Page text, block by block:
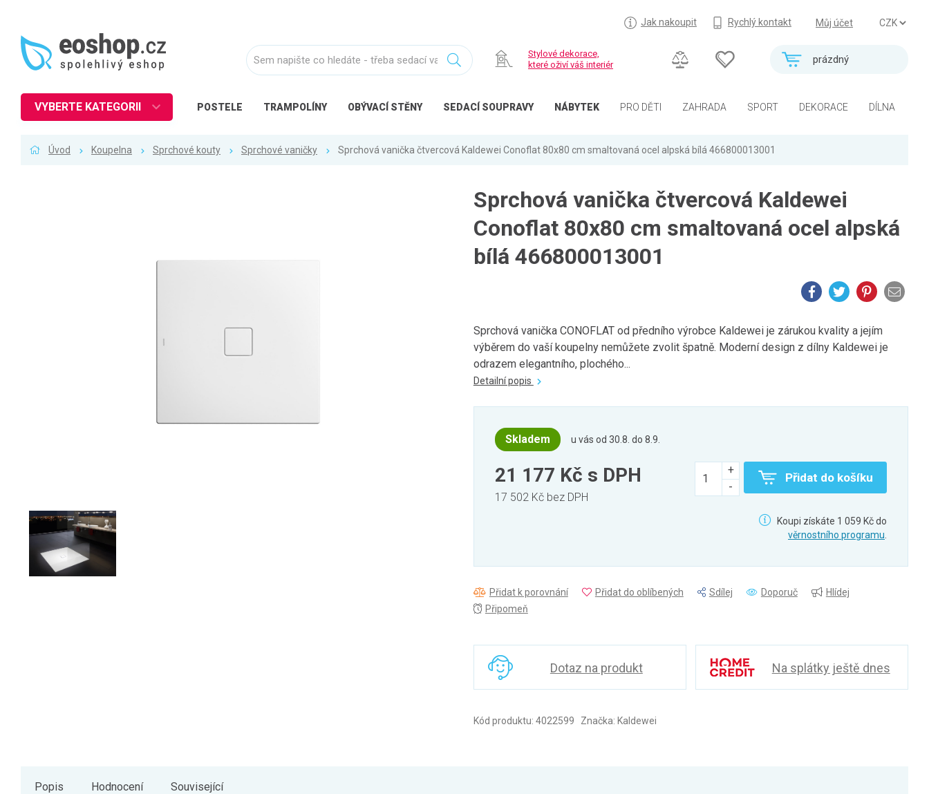
Můj účet
Jak nakoupit Rychlý kontakt
prázdný
Stylové dekorace,
které oživí váš interiér
POSTELE TRAMPOLÍNY OBÝVACÍ STĚNY SEDACÍ SOUPRAVY NÁBYTEK PRO DĚTI ZAHRADA SPORT DEKORACE DÍLNA
VYBERTE KATEGORII
Sport, outdoor
Všechny kategorie
Úvod Koupelna Sprchové kouty Sprchové vaničky Sprchová vanička čtvercová Kaldewei Conoflat 80x80 cm smaltovaná ocel alpská bílá 466800013001
Sprchová vanička čtvercová Kaldewei
Conoflat 80x80 cm smaltovaná ocel alpská
bílá 466800013001
Sprchová vanička CONOFLAT od předního výrobce Kaldewei je zárukou kvality a jejím
výběrem do vaší koupelny nemůžete zvolit špatně. Moderní design z dílny Kaldewei je
odrazem elegantního, plochého...
Detailní popis
Skladem u vás od 30.8. do 8.9.
21 177 Kč s DPH
17 502 Kč bez DPH
Přidat do košíku
Koupi získáte 1 059 Kč do
věrnostního programu
Přidat k porovnání Přidat do oblíbených Sdílej Doporuč
Hlídej
Připomeň
Dotaz na produkt Na splátky ještě dnes
Kód produktu: 4022599 Značka: Kaldewei
Popis Hodnocení Související